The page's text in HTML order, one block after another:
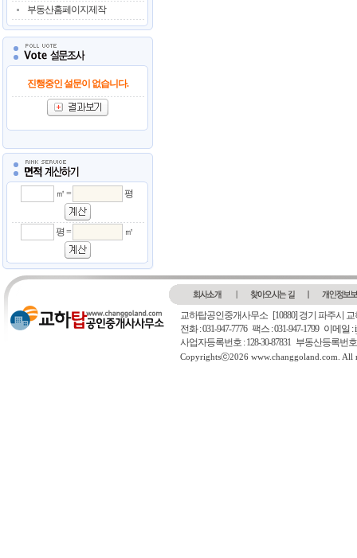
부동산홈페이지제작
진행중인 설문이 없습니다.
㎡ = 평
평 = ㎡
교하탑공인중개사무소 [10880] 경기 파주시
전화 : 031-947-7776 팩스 : 031-947-1799 이메일 :
사업자등록번호 : 128-30-87831 부동산등록번
Copyrightsⓒ2026 www.changgoland.com. All